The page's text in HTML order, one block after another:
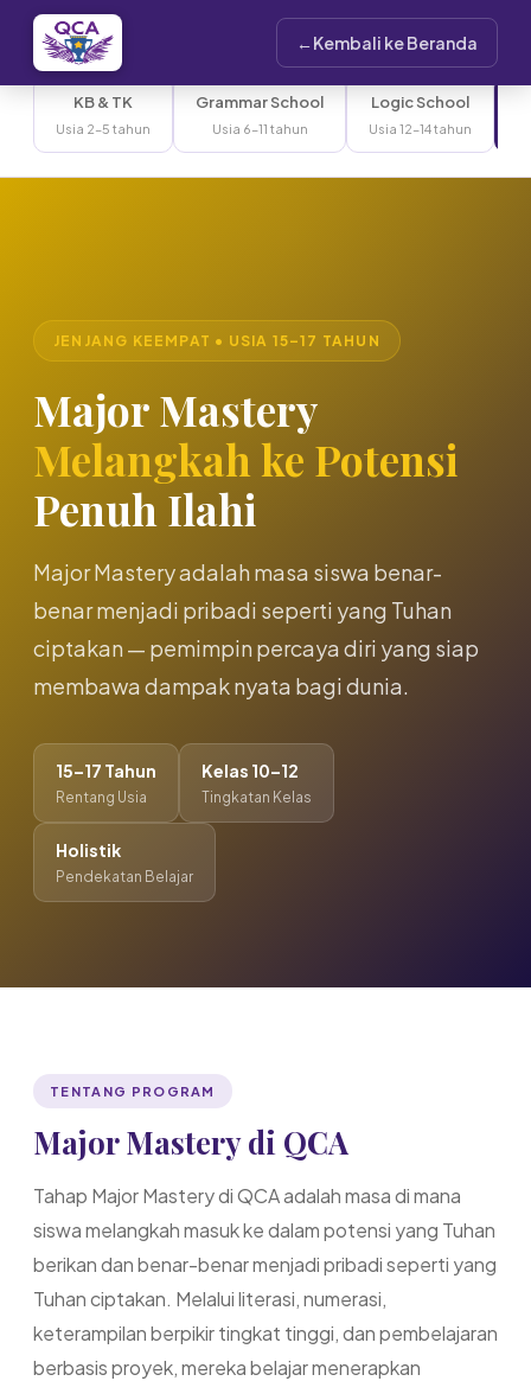
Kembali ke Beranda
Beranda› Pendidikan Major Mastery
KB & TK
Usia 2–5 tahun
Grammar School
Usia 6–11 tahun
Logic School
Usia 12–14 tahun
JENJANG KEEMPAT • USIA 15–17 TAHUN
Major Mastery
Melangkah ke Potensi
Penuh Ilahi
Major Mastery adalah masa siswa benar-
benar menjadi pribadi seperti yang Tuhan
ciptakan — pemimpin percaya diri yang siap
membawa dampak nyata bagi dunia.
15–17 Tahun
Rentang Usia
Kelas 10–12
Tingkatan Kelas
Holistik
Pendekatan Belajar
TENTANG PROGRAM
Major Mastery di QCA
Tahap Major Mastery di QCA adalah masa di mana
siswa melangkah masuk ke dalam potensi yang Tuhan
berikan dan benar-benar menjadi pribadi seperti yang
Tuhan ciptakan. Melalui literasi, numerasi,
keterampilan berpikir tingkat tinggi, dan pembelajaran
berbasis proyek, mereka belajar menerapkan